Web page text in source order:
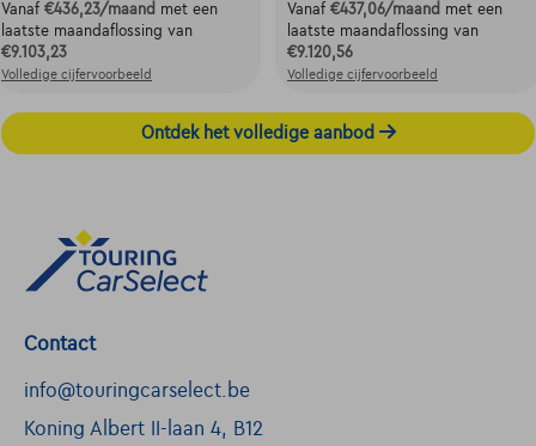
Vanaf €436,23/maand met een
laatste maandaflossing van
€9.103,23
Volledige cijfervoorbeeld
Vanaf €437,06/maand met een
laatste maandaflossing van
€9.120,56
Volledige cijfervoorbeeld
Ontdek het volledige aanbod
Contact
info@touringcarselect.be
Koning Albert II-laan 4, B12